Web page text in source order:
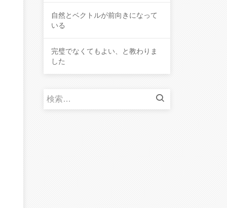
自然とベクトルが前向きになって
いる
完璧でなくてもよい、と教わりま
した
検
索